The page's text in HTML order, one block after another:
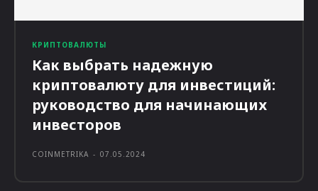
КРИПТОВАЛЮТЫ
Как выбрать надежную
криптовалюту для инвестиций:
руководство для начинающих
инвесторов
COINMETRIKA - 07.05.2024